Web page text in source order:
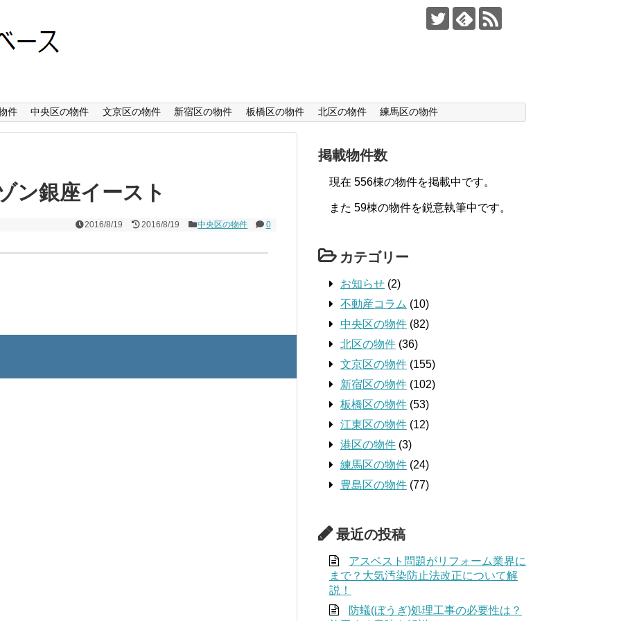
件 中央区の物件 文京区の物件 新宿区の物件 板橋区の物件 北区の物件 練馬区の物件
ン銀座イースト
2016/8/19 2016/8/19 中央区の物件 0
掲載物件数
現在 556棟の物件を掲載中です。
また 59棟の物件を鋭意執筆中です。
カテゴリー
お知らせ (2)
不動産コラム (10)
中央区の物件 (82)
北区の物件 (36)
文京区の物件 (155)
新宿区の物件 (102)
板橋区の物件 (53)
江東区の物件 (12)
港区の物件 (3)
練馬区の物件 (24)
豊島区の物件 (77)
最近の投稿
アスベスト問題がリフォーム業界に
まで？大気汚染防止法改正について解
説！
防蟻(ぼうぎ)処理工事の必要性は？